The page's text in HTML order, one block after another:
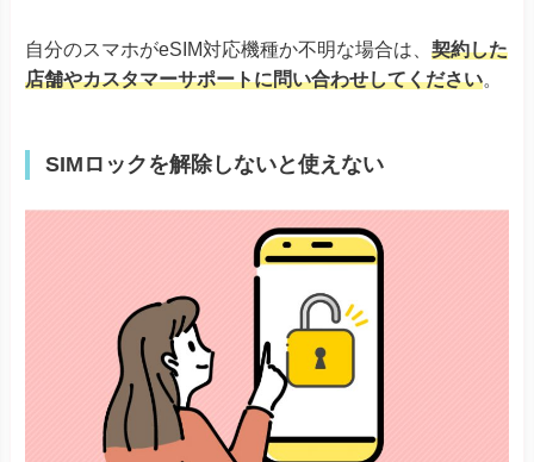
AQUOS sense4 lite
AQUOS wishシリーズ
AQUOS zero6
Rakuten Mini
Rakuten Hand
Rakuten Hand 5G
Google Pixel
Google Pixel 4, 4a & 4 XL
Google Pixel 5
Google Pixel 6シリーズ
Google Pixel 7シリーズ
Google Pixel Fold
Google Pixel 8シリーズ
Xiaomi 12T Pro
自分のスマホがeSIM対応機種か不明な場合は、 契約した
店舗やカスタマーサポートに問い合わせしてください。
SIMロックを解除しないと使えない